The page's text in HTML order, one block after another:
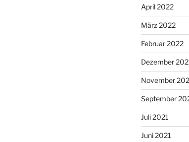
April 2022
März 2022
Februar 2022
Dezember
November
September
Juli 2021
Juni 2021